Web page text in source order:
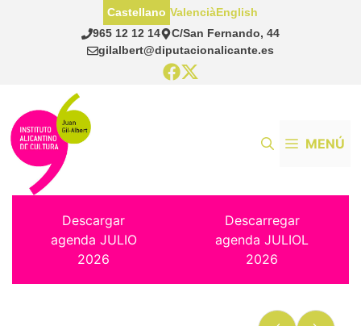
965 12 12 14
C/San Fernando, 44
gilalbert@diputacionalicante.es
Castellano ValenciàEnglish
MENÚ
Descargar
agenda JULIO
2026
Descarregar
agenda JULIOL
2026